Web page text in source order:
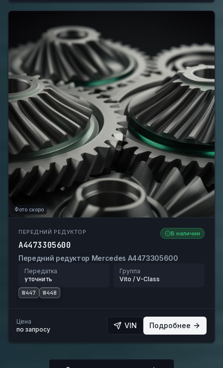
Фото скоро
ПЕРЕДНИЙ РЕДУКТОР В наличии
A4473305600
Передний редуктор Mercedes A4473305600
Передатка
уточнить
Группа
Vito / V-Class
W447 W448
Цена
по запросу
VIN Подробнее